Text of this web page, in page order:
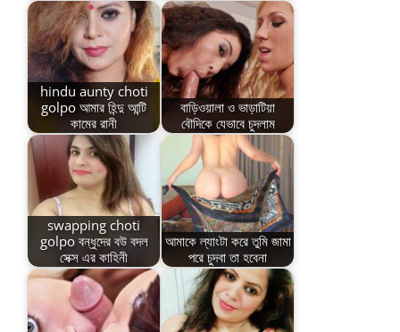
hindu aunty choti
golpo আমার হিন্দু আন্টি
কামের রানী
বাড়িওয়ালা ও ভাড়াটিয়া
বৌদিকে যেভাবে চুদলাম
swapping choti
golpo বন্ধুদের বউ বদল
সেক্স এর কাহিনী
আমাকে ল্যাংটা করে তুমি জামা
পরে চুদবা তা হবেনা